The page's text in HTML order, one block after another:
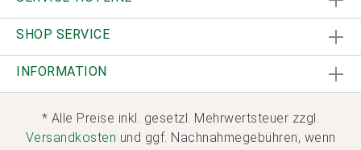
SHOP SERVICE
INFORMATION
* Alle Preise inkl. gesetzl. Mehrwertsteuer zzgl.
Versandkosten und ggf. Nachnahmegebühren, wenn